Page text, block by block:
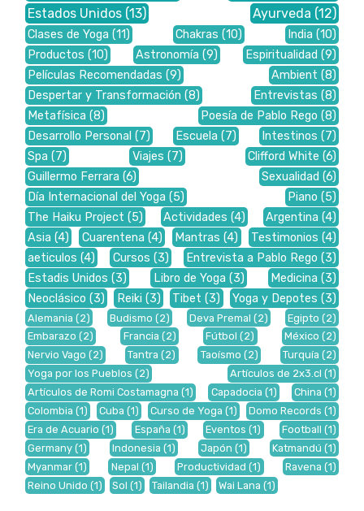
Estados Unidos (13) Ayurveda (12)
Clases de Yoga (11) Chakras (10) India (10)
Productos (10) Astronomía (9) Espiritualidad (9)
Películas Recomendadas (9) Ambient (8)
Despertar y Transformación (8) Entrevistas (8)
Metafísica (8) Poesía de Pablo Rego (8)
Desarrollo Personal (7) Escuela (7) Intestinos (7)
Spa (7) Viajes (7) Clifford White (6)
Guillermo Ferrara (6) Sexualidad (6)
Día Internacional del Yoga (5) Piano (5)
The Haiku Project (5) Actividades (4) Argentina (4)
Asia (4) Cuarentena (4) Mantras (4) Testimonios (4)
aeticulos (4) Cursos (3) Entrevista a Pablo Rego (3)
Estadis Unidos (3) Libro de Yoga (3) Medicina (3)
Neoclásico (3) Reiki (3) Tibet (3) Yoga y Depotes (3)
Alemania (2) Budismo (2) Deva Premal (2) Egipto (2)
Embarazo (2) Francia (2) Fútbol (2) México (2)
Nervio Vago (2) Tantra (2) Taoísmo (2) Turquía (2)
Yoga por los Pueblos (2) Artículos de 2x3.cl (1)
Artículos de Romi Costamagna (1) Capadocia (1) China (1)
Colombia (1) Cuba (1) Curso de Yoga (1) Domo Records (1)
Era de Acuario (1) España (1) Eventos (1) Football (1)
Germany (1) Indonesia (1) Japón (1) Katmandú (1)
Myanmar (1) Nepal (1) Productividad (1) Ravena (1)
Reino Unido (1) Sol (1) Tailandia (1) Wai Lana (1)